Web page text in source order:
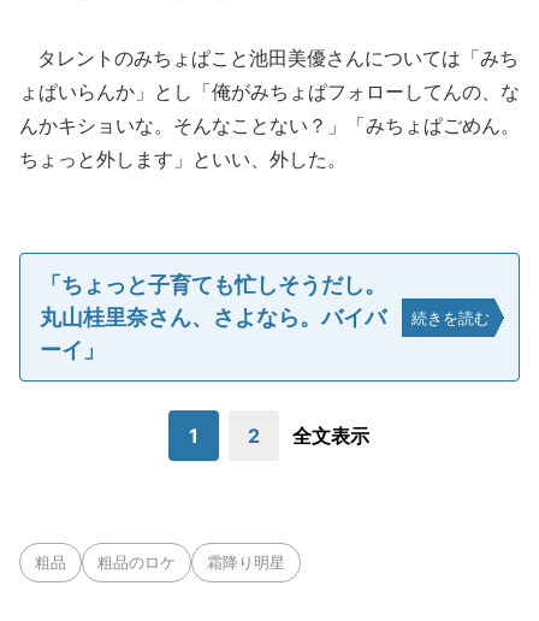
タレントのみちょぱこと池田美優さんについては「みち
ょぱいらんか」とし「俺がみちょぱフォローしてんの、な
んかキショいな。そんなことない？」「みちょぱごめん。
ちょっと外します」といい、外した。
「ちょっと子育ても忙しそうだし。
丸山桂里奈さん、さよなら。バイバ
ーイ」
続きを読む
1 2 全文表示
粗品 粗品のロケ 霜降り明星